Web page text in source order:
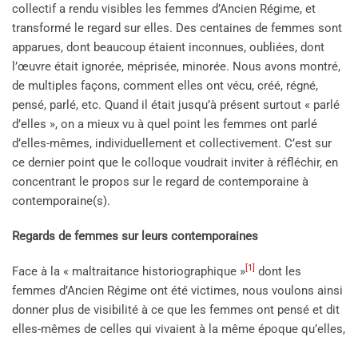
collectif a rendu visibles les femmes d’Ancien Régime, et
transformé le regard sur elles. Des centaines de femmes sont
apparues, dont beaucoup étaient inconnues, oubliées, dont
l’œuvre était ignorée, méprisée, minorée. Nous avons montré,
de multiples façons, comment elles ont vécu, créé, régné,
pensé, parlé, etc. Quand il était jusqu’à présent surtout « parlé
d’elles », on a mieux vu à quel point les femmes ont parlé
d’elles-mêmes, individuellement et collectivement. C’est sur
ce dernier point que le colloque voudrait inviter à réfléchir, en
concentrant le propos sur le regard de contemporaine à
contemporaine(s).
Regards de femmes sur leurs contemporaines
Face à la « maltraitance historiographique » [1]
dont les
femmes d’Ancien Régime ont été victimes, nous voulons ainsi
donner plus de visibilité à ce que les femmes ont pensé et dit
elles-mêmes de celles qui vivaient à la même époque qu’elles,